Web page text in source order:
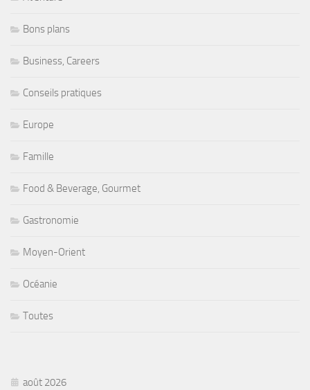
Bons plans
Business, Careers
Conseils pratiques
Europe
Famille
Food & Beverage, Gourmet
Gastronomie
Moyen-Orient
Océanie
Toutes
août 2026